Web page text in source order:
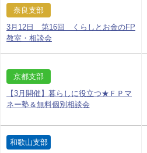
奈良支部
3月12日 第16回 くらしとお金のFP
教室・相談会
京都支部
【3月開催】暮らしに役立つ★ＦＰマ
ネー塾＆無料個別相談会
和歌山支部